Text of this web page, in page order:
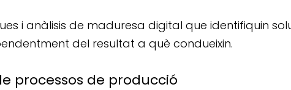
i anàlisis de maduresa digital que identifiquin
del resultat a què condueixin.
processos de producció